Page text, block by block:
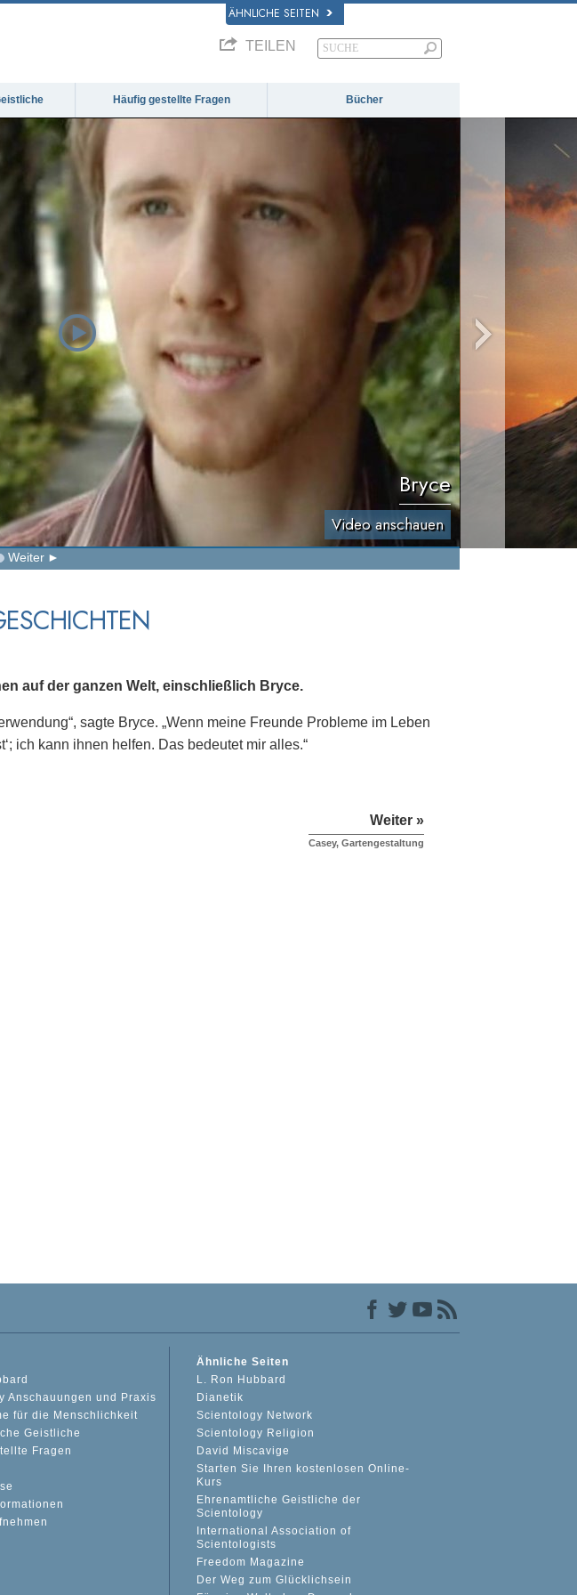
ÄHNLICHE SEITEN
TEILEN
Häufig gestellte Fragen Bücher
Bryce
Video anschauen
Weiter
auf der ganzen Welt, einschließlich Bryce.
sagte Bryce. „Wenn meine Freunde Probleme im Leben
ich kann ihnen helfen. Das bedeutet mir alles.“
Weiter »
Casey, Gartengestaltung
Anschauungen und Praxis
für die Menschlichkeit
Geistliche
Fragen
Ähnliche Seiten
L. Ron Hubbard
Dianetik
Scientology Network
Scientology Religion
David Miscavige
Starten Sie Ihren kostenlosen Online-
Kurs
Ehrenamtliche Geistliche der
Scientology
International Association of
Scientologists
Freedom Magazine
Der Weg zum Glücklichsein